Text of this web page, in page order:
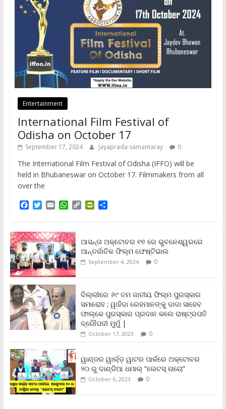
Entertainment
International Film Festival of
Odisha on October 17
September 17, 2024 Jayaprada samantaray 0
The International Film Festival of Odisha (IFFO) will be
held in Bhubaneswar on October 17. Filmmakers from all
over the
F
e
b
o
o
k
T
t
t
e
r
E
i
l
W
t
s
A
p
p
C
L
i
n
k
P
t
F
r
i
d
l
y
S
e
ଆସନ୍ତା ଅକ୍ଟୋବର ୧୭ ରେ ଭୁବନେଶ୍ୱରରେ
ଆନ୍ତର୍ଜାତିକ ଫିଲ୍ମ ଫେଷ୍ଟିଭାଲ
September 4, 2024 0
ଦିଲ୍ଲୀରେ ୬୯ ତମ ଜାତୀୟ ଫିଲ୍ମ ପୁରସ୍କାର
ସମାରୋହ ; ୱାହିଦା ରେହମାନଙ୍କୁ ଦାଦା ସାହେବ
ଫାଲ୍‌କେ ପୁରସ୍କାର ପ୍ରଦାନ କଲେ ରାଷ୍ଟ୍ରପତି
ଦ୍ରୌପଦୀ ମୁର୍ମୁ |
October 17, 2023 0
ୱାଣ୍ଡର ୱାର୍ଲ୍‌ଡ଼ ୱାଟର ପାର୍କରେ ଅକ୍ଟୋବର
୨୦ ରୁ ଦାଣ୍ଡିଆ ଧମାଲ୍ “ଲେଟସ୍ ନାଚୋ”
October 6, 2023 0